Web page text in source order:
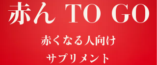
​赤ん TO GO
​赤くなる人向け
サプリメント